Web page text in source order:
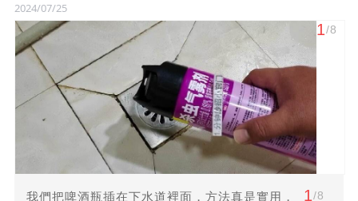
2024/07/25
1/8
我們把啤酒瓶插在下水道裡面，方法真是實用，
1/8